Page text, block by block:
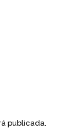
publicada.